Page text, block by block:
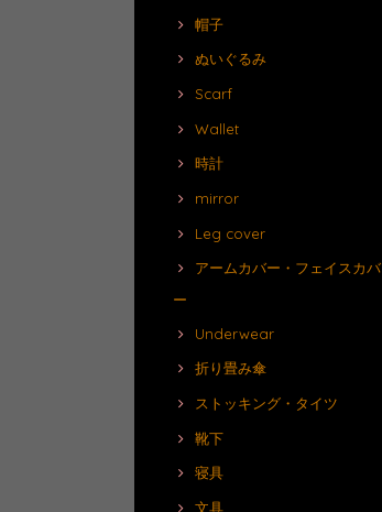
帽子
ぬいぐるみ
Scarf
Wallet
時計
mirror
Leg cover
アームカバー・フェイスカバ
ー
Underwear
折り畳み傘
ストッキング・タイツ
靴下
寝具
文具